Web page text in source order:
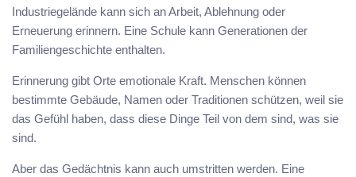
Industriegelände kann sich an Arbeit, Ablehnung oder
Erneuerung erinnern. Eine Schule kann Generationen der
Familiengeschichte enthalten.
Erinnerung gibt Orte emotionale Kraft. Menschen können
bestimmte Gebäude, Namen oder Traditionen schützen, weil sie
das Gefühl haben, dass diese Dinge Teil von dem sind, was sie
sind.
Aber das Gedächtnis kann auch umstritten werden. Eine